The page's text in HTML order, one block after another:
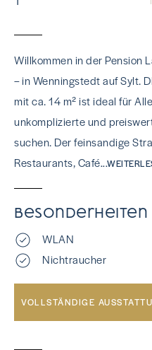
Willkommen in der Pension
– in Wenningstedt auf Sylt.
mit ca. 14 m² ist ideal für
unkomplizierte und
suchen. Der feinsandige
Restaurants, Café
Besonderheiten
WLAN
Nichtraucher
VOLLSTÄNDIGE